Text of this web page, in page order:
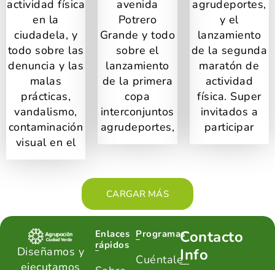
actividad física
en la
ciudadela, y
todo sobre las
denuncia y las
malas
prácticas,
vandalismo,
contaminación
visual en el
avenida
Potrero
Grande y todo
sobre el
lanzamiento
de la primera
copa
interconjuntos
agrudeportes,
agrudeportes,
y el
lanzamiento
de la segunda
maratón de
actividad
física. Super
invitados a
participar
CARGAR MÁS
Diseñamos y
ejecutamos
Enlaces
rápidos
Programas
Cuéntale
Contacto
Info